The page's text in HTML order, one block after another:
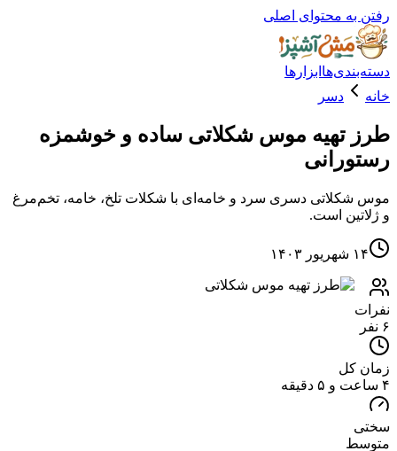
محتوای اصلی
ابزارها
دسر
تهیه موس شکلاتی ساده و خوشمزه
دسری سرد و خامه‌ای با شکلات تلخ، خامه، تخم‌مرغ
است.